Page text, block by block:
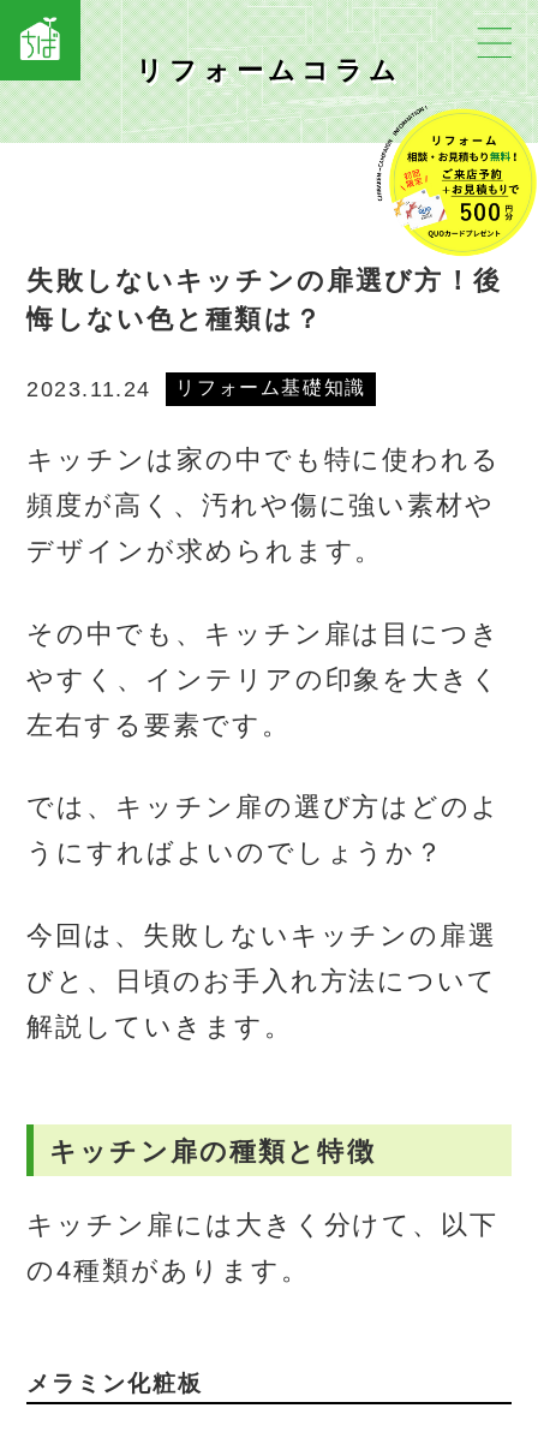
リフォームコラム
失敗しないキッチンの扉選び方！後
悔しない色と種類は？
2023.11.24 リフォーム基礎知識
キッチンは家の中でも特に使われる
頻度が高く、汚れや傷に強い素材や
デザインが求められます。
その中でも、キッチン扉は目につき
やすく、インテリアの印象を大きく
左右する要素です。
では、キッチン扉の選び方はどのよ
うにすればよいのでしょうか？
今回は、失敗しないキッチンの扉選
びと、日頃のお手入れ方法について
解説していきます。
キッチン扉の種類と特徴
キッチン扉には大きく分けて、以下
の4種類があります。
メラミン化粧板